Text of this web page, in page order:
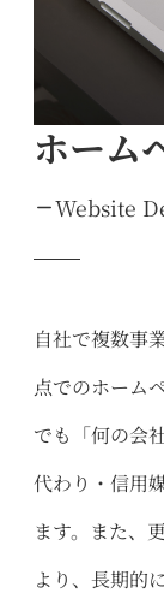
ホーム
Website
自社で複数事
点でのホーム
でも「何の会
代わり・信用
ます。また、
より、長期的